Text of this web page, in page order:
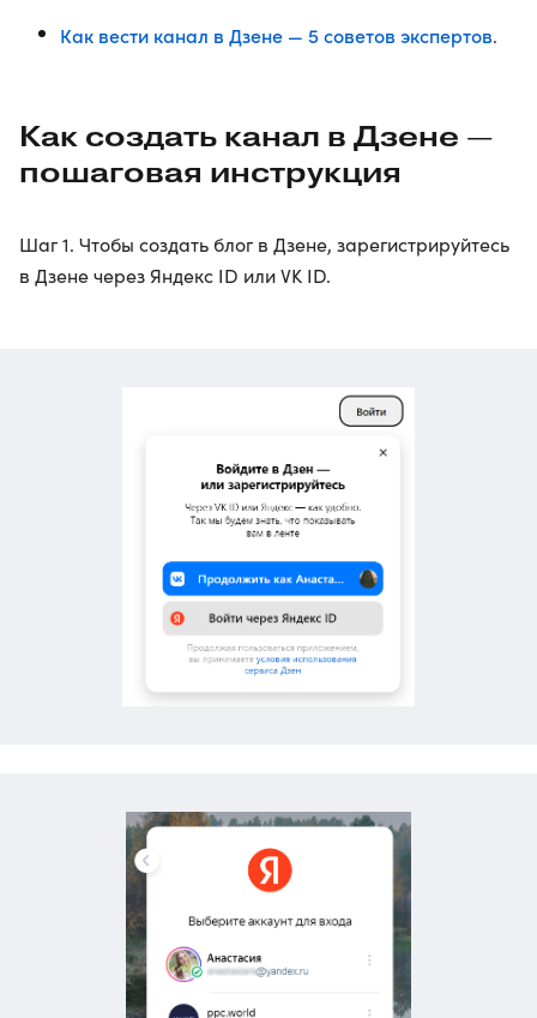
Как вести канал в Дзене — 5 советов экспертов.
Как создать канал в Дзене —
пошаговая инструкция
Шаг 1. Чтобы создать блог в Дзене, зарегистрируйтесь
в Дзене через Яндекс ID или VK ID.